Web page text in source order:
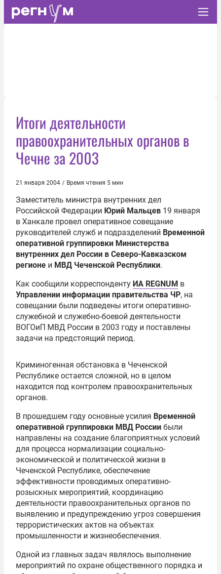
Итоги деятельности
правоохранительных органов в
Чечне за 2003
21 января 2004 / Время чтения 5 мин
Заместитель министра внутренних дел
Российской Федерации Юрий Мальцев 19 января
в Ханкале провел оперативное совещание
руководителей служб и подразделений Временной
оперативной группировки Министерства
внутренних дел России в Северо-Кавказском
регионе и МВД Чеченской Республики.
Как сообщили корреспонденту ИА REGNUM в
Управлении информации правительства ЧР, на
совещании были подведены итоги оперативно-
служебной и служебно-боевой деятельности
ВОГОиП МВД России в 2003 году и поставлены
задачи на предстоящий период.
Криминогенная обстановка в Чеченской
Республике остается сложной, но в целом
находится под контролем правоохранительных
органов.
В прошедшем году основные усилия Временной
оперативной группировки МВД России были
направлены на создание благоприятных условий
для процесса нормализации социально-
экономической и политической жизни в
Чеченской Республике, обеспечение
эффективности проводимых оперативно-
розыскных мероприятий, координацию
деятельности правоохранительных органов по
выявлению и предупреждению угроз совершения
террористических актов на объектах
промышленности и жизнеобеспечения.
Одной из главных задач являлось выполнение
мероприятий по охране общественного порядка и